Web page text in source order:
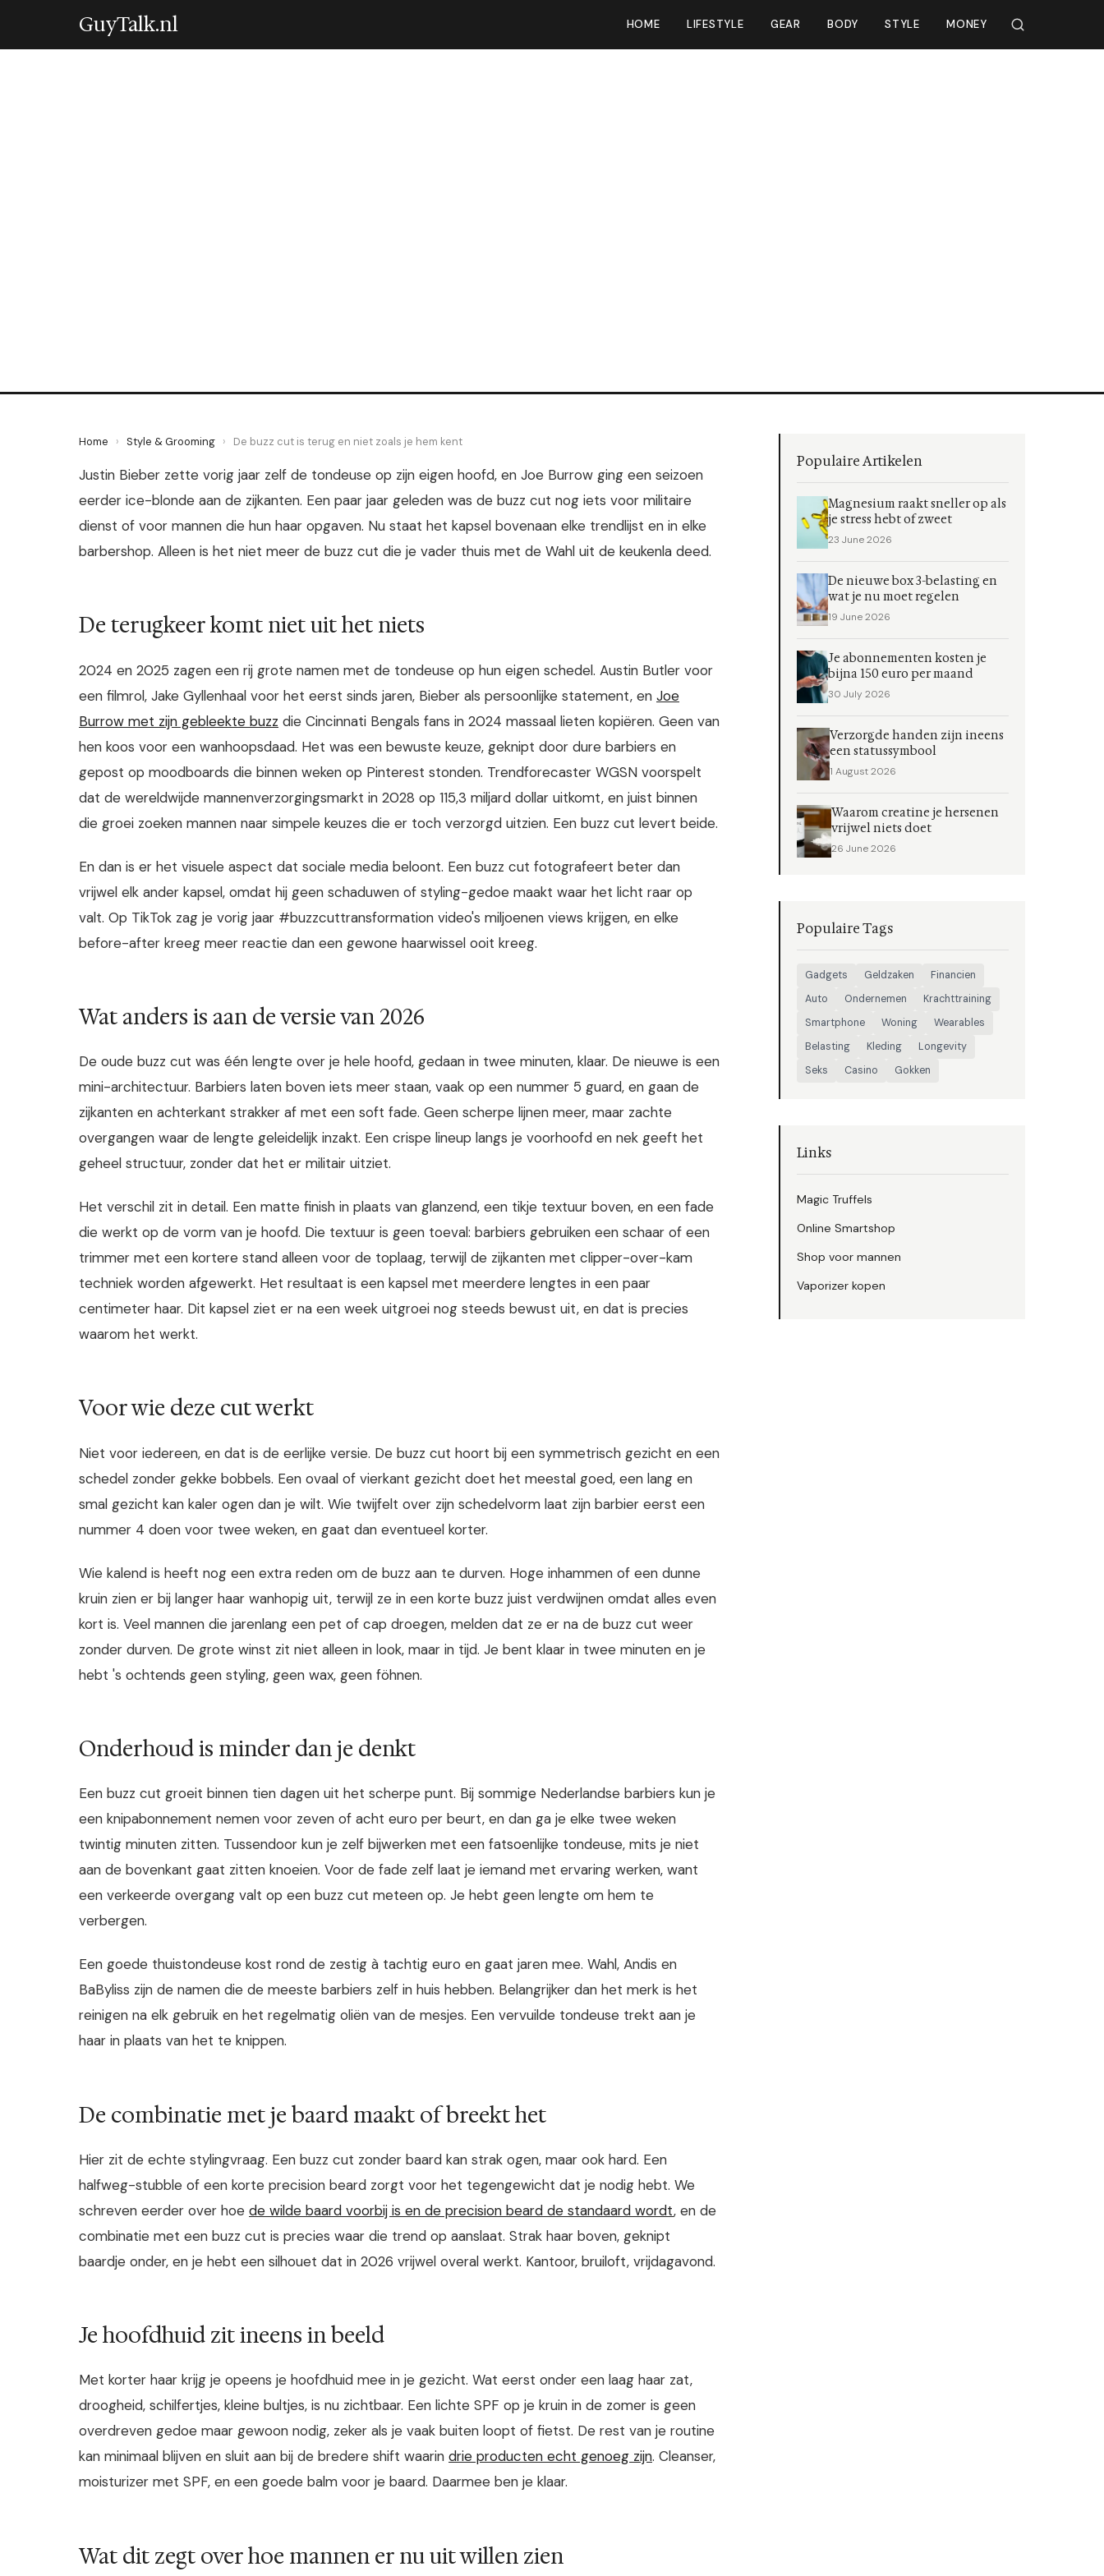
GuyTalk.nl HOME LIFESTYLE GEAR BODY STYLE MONEY
Home › Style & Grooming › De buzz cut is terug en niet zoals je hem kent
Justin Bieber zette vorig jaar zelf de tondeuse op zijn eigen hoofd, en Joe Burrow ging een seizoen
eerder ice-blonde aan de zijkanten. Een paar jaar geleden was de buzz cut nog iets voor militaire
dienst of voor mannen die hun haar opgaven. Nu staat het kapsel bovenaan elke trendlijst en in elke
barbershop. Alleen is het niet meer de buzz cut die je vader thuis met de Wahl uit de keukenla deed.
De terugkeer komt niet uit het niets
2024 en 2025 zagen een rij grote namen met de tondeuse op hun eigen schedel. Austin Butler voor
een filmrol, Jake Gyllenhaal voor het eerst sinds jaren, Bieber als persoonlijke statement, en Joe
Burrow met zijn gebleekte buzz die Cincinnati Bengals fans in 2024 massaal lieten kopiëren. Geen van
hen koos voor een wanhoopsdaad. Het was een bewuste keuze, geknipt door dure barbiers en
gepost op moodboards die binnen weken op Pinterest stonden. Trendforecaster WGSN voorspelt
dat de wereldwijde mannenverzorgingsmarkt in 2028 op 115,3 miljard dollar uitkomt, en juist binnen
die groei zoeken mannen naar simpele keuzes die er toch verzorgd uitzien. Een buzz cut levert beide.
En dan is er het visuele aspect dat sociale media beloont. Een buzz cut fotografeert beter dan
vrijwel elk ander kapsel, omdat hij geen schaduwen of styling-gedoe maakt waar het licht raar op
valt. Op TikTok zag je vorig jaar #buzzcuttransformation video's miljoenen views krijgen, en elke
before-after kreeg meer reactie dan een gewone haarwissel ooit kreeg.
Wat anders is aan de versie van 2026
De oude buzz cut was één lengte over je hele hoofd, gedaan in twee minuten, klaar. De nieuwe is een
mini-architectuur. Barbiers laten boven iets meer staan, vaak op een nummer 5 guard, en gaan de
zijkanten en achterkant strakker af met een soft fade. Geen scherpe lijnen meer, maar zachte
overgangen waar de lengte geleidelijk inzakt. Een crispe lineup langs je voorhoofd en nek geeft het
geheel structuur, zonder dat het er militair uitziet.
Het verschil zit in detail. Een matte finish in plaats van glanzend, een tikje textuur boven, en een fade
die werkt op de vorm van je hoofd. Die textuur is geen toeval: barbiers gebruiken een schaar of een
trimmer met een kortere stand alleen voor de toplaag, terwijl de zijkanten met clipper-over-kam
techniek worden afgewerkt. Het resultaat is een kapsel met meerdere lengtes in een paar
centimeter haar. Dit kapsel ziet er na een week uitgroei nog steeds bewust uit, en dat is precies
waarom het werkt.
Voor wie deze cut werkt
Niet voor iedereen, en dat is de eerlijke versie. De buzz cut hoort bij een symmetrisch gezicht en een
schedel zonder gekke bobbels. Een ovaal of vierkant gezicht doet het meestal goed, een lang en
smal gezicht kan kaler ogen dan je wilt. Wie twijfelt over zijn schedelvorm laat zijn barbier eerst een
nummer 4 doen voor twee weken, en gaat dan eventueel korter.
Wie kalend is heeft nog een extra reden om de buzz aan te durven. Hoge inhammen of een dunne
kruin zien er bij langer haar wanhopig uit, terwijl ze in een korte buzz juist verdwijnen omdat alles even
kort is. Veel mannen die jarenlang een pet of cap droegen, melden dat ze er na de buzz cut weer
zonder durven. De grote winst zit niet alleen in look, maar in tijd. Je bent klaar in twee minuten en je
hebt 's ochtends geen styling, geen wax, geen föhnen.
Onderhoud is minder dan je denkt
Een buzz cut groeit binnen tien dagen uit het scherpe punt. Bij sommige Nederlandse barbiers kun je
een knipabonnement nemen voor zeven of acht euro per beurt, en dan ga je elke twee weken
twintig minuten zitten. Tussendoor kun je zelf bijwerken met een fatsoenlijke tondeuse, mits je niet
aan de bovenkant gaat zitten knoeien. Voor de fade zelf laat je iemand met ervaring werken, want
een verkeerde overgang valt op een buzz cut meteen op. Je hebt geen lengte om hem te
verbergen.
Een goede thuistondeuse kost rond de zestig à tachtig euro en gaat jaren mee. Wahl, Andis en
BaByliss zijn de namen die de meeste barbiers zelf in huis hebben. Belangrijker dan het merk is het
reinigen na elk gebruik en het regelmatig oliën van de mesjes. Een vervuilde tondeuse trekt aan je
haar in plaats van het te knippen.
De combinatie met je baard maakt of breekt het
Hier zit de echte stylingvraag. Een buzz cut zonder baard kan strak ogen, maar ook hard. Een
halfweg-stubble of een korte precision beard zorgt voor het tegengewicht dat je nodig hebt. We
schreven eerder over hoe de wilde baard voorbij is en de precision beard de standaard wordt, en de
combinatie met een buzz cut is precies waar die trend op aanslaat. Strak haar boven, geknipt
baardje onder, en je hebt een silhouet dat in 2026 vrijwel overal werkt. Kantoor, bruiloft, vrijdagavond.
Je hoofdhuid zit ineens in beeld
Met korter haar krijg je opeens je hoofdhuid mee in je gezicht. Wat eerst onder een laag haar zat,
droogheid, schilfertjes, kleine bultjes, is nu zichtbaar. Een lichte SPF op je kruin in de zomer is geen
overdreven gedoe maar gewoon nodig, zeker als je vaak buiten loopt of fietst. De rest van je routine
kan minimaal blijven en sluit aan bij de bredere shift waarin drie producten echt genoeg zijn. Cleanser,
moisturizer met SPF, en een goede balm voor je baard. Daarmee ben je klaar.
Wat dit zegt over hoe mannen er nu uit willen zien
Populaire Artikelen
Magnesium raakt sneller op als
je stress hebt of zweet
23 June 2026
De nieuwe box 3-belasting en
wat je nu moet regelen
19 June 2026
Je abonnementen kosten je
bijna 150 euro per maand
30 July 2026
Verzorgde handen zijn ineens
een statussymbool
1 August 2026
Waarom creatine je hersenen
vrijwel niets doet
26 June 2026
Populaire Tags
Gadgets Geldzaken
Financien
Auto
Ondernemen
Krachttraining
Smartphone
Woning
Wearables
Belasting
Kleding
Longevity
Seks
Casino Gokken
Links
Magic Truffels
Online Smartshop
Shop voor mannen
Vaporizer kopen